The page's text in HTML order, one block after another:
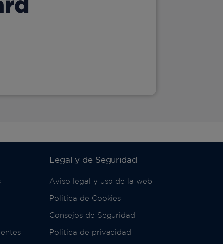
Legal y de Seguridad
Aviso legal y uso de la web
Política de Cookies
Consejos de Seguridad
Política de privacidad